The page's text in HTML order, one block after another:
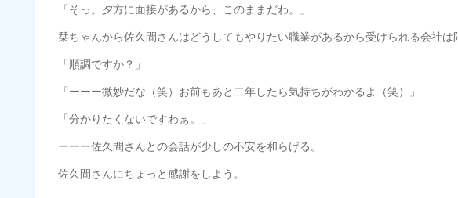
「そっ。夕方に面接があるから、このままだわ。」
栞ちゃんから佐久間さんはどうしてもやりたい職業があるから受けられる会社は
「順調ですか？」
「ーーー微妙だな（笑）お前もあと二年したら気持ちがわかるよ（笑）」
「分かりたくないですわぁ。」
ーーー佐久間さんとの会話が少しの不安を和らげる。
佐久間さんにちょっと感謝をしよう。